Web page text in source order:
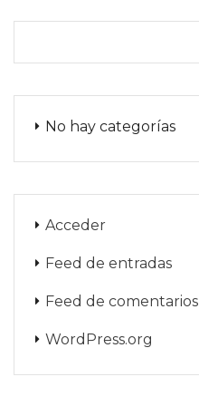
No hay categorías
Acceder
Feed de entradas
Feed de comentarios
WordPress.org